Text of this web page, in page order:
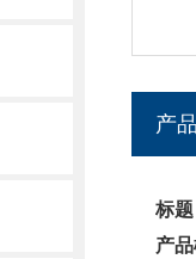
产
标
产